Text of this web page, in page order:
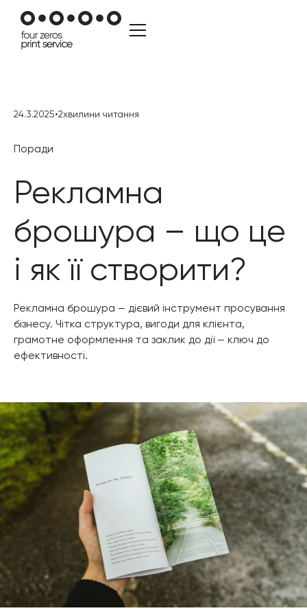
24.3.2025•2хвилини читання
Поради
Рекламна
брошура – що це
і як її створити?
Рекламна брошура — дієвий інструмент просування
бізнесу. Чітка структура, вигоди для клієнта,
грамотне оформлення та заклик до дії — ключ до
ефективності.